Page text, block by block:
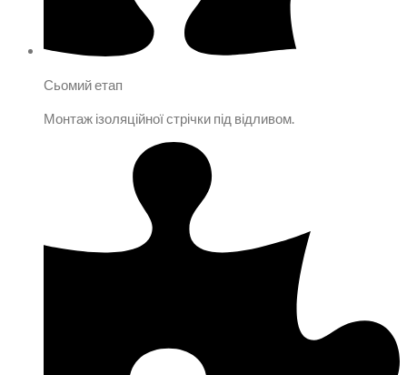
Сьомий етап
Монтаж ізоляційної стрічки під відливом.